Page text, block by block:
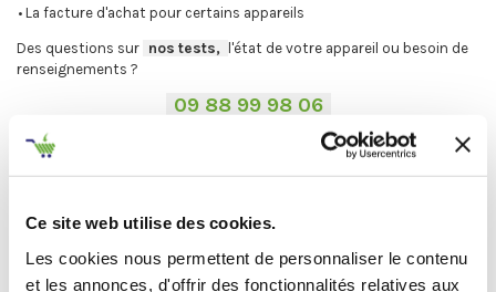
Ce site web utilise des cookies.
Les cookies nous permettent de personnaliser le contenu
et les annonces, d'offrir des fonctionnalités relatives aux
• La facture d'achat pour certains appareils
Des questions sur nos tests, l'état de votre appareil ou besoin de
renseignements ?
09 88 99 98 06-
Avant de procéder à votre envoi :-.
Vous ne trouvez pas votre Mac ? On vous explique la procédure en
deux étapes :